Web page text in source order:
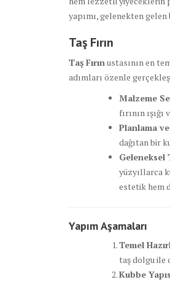
yapımı, gelenekten
Taş Fırın
Taş Fırınustasının en
adımları özenle
Malzeme
fırının
Planlama
dağıtan bir
Geleneksel
yüzyıllarca
estetik hem
Yapım Aşamaları
Temel
taş dolgu ile
Kubbe